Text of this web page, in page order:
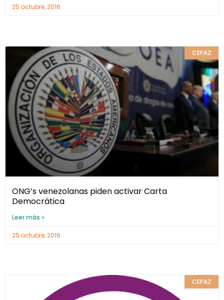
25 octubre, 2016
CEPAZ
ONG’s venezolanas piden activar Carta
Democrática
Leer más »
25 octubre, 2016
CEPAZ